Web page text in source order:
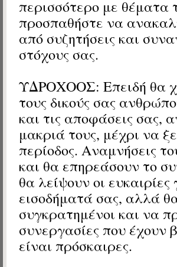
περισσότερο με θέματα
προσπαθήστε να
από συζητήσεις και
στόχους σας.
ΥΔΡΟΧΟΟΣ: Επειδή θα
τους δικούς σας
και τις αποφάσεις σας,
μακριά τους, μέχρι να
περίοδος. Αναμνήσεις
και θα επηρεάσουν το
θα λείψουν οι
εισοδήματά σας, αλλά
συγκρατημένοι και να
συνεργασίες που έχουν
είναι πρόσκαιρες.